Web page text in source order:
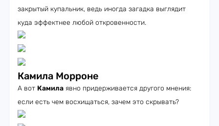
закрытый купальник, ведь иногда загадка выглядит
куда эффектнее любой откровенности.
Камила Морроне
А вот Камила явно придерживается другого мнения:
если есть чем восхищаться, зачем это скрывать?